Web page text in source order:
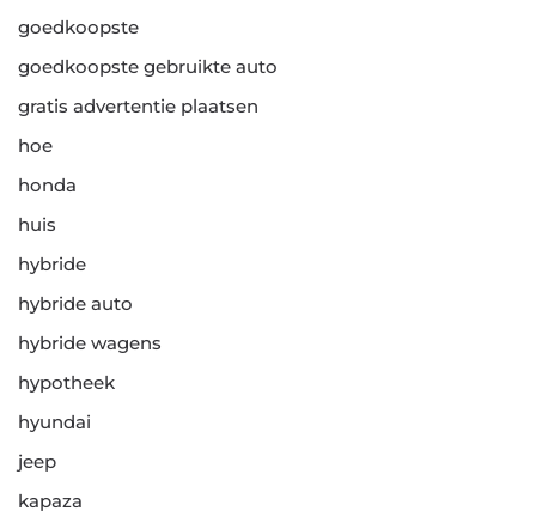
goedkoopste
goedkoopste gebruikte auto
gratis advertentie plaatsen
hoe
honda
huis
hybride
hybride auto
hybride wagens
hypotheek
hyundai
jeep
kapaza